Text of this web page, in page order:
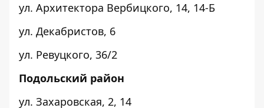
ул. Архитектора Вербицкого, 14, 14-Б
ул. Декабристов, 6
ул. Ревуцкого, 36/2
Подольский район
ул. Захаровская, 2, 14